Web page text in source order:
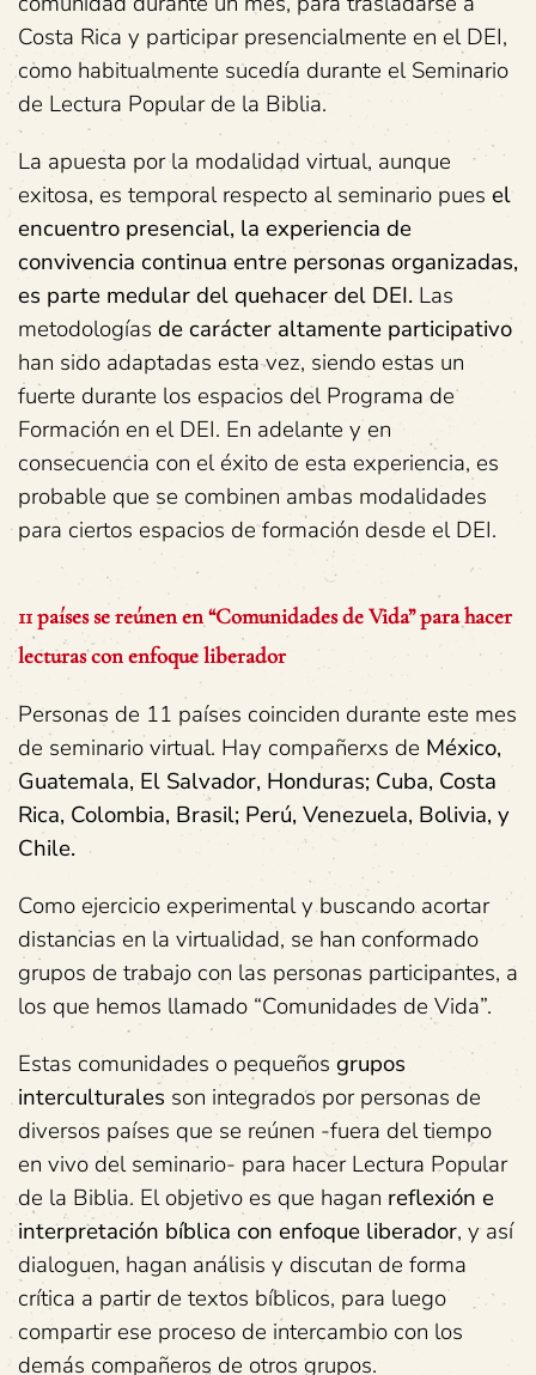
Costa Rica y participar presencialmente en el DEI,
como habitualmente sucedía durante el Seminario
de Lectura Popular de la Biblia.
La apuesta por la modalidad virtual, aunque
exitosa, es temporal respecto al seminario pues el
encuentro presencial, la experiencia de
convivencia continua entre personas organizadas,
es parte medulardelquehacerdel DEI. Las
metodologías decarácter altamente participativo
han sido adaptadas esta vez, siendo estas un
fuerte durante los espacios del Programa de
Formación en el DEI. En adelante y en
consecuencia con el éxito de esta experiencia, es
probable que se combinen ambas modalidades
para ciertos espacios de formación desde el DEI.
11 países se reúnen en “Comunidades de Vida” para hacer
lecturas con enfoque liberador
Personas de 11 países coinciden durante este mes
de seminario virtual. Hay compañerxs de México,
Guatemala, El Salvador, Honduras; Cuba, Costa
Rica, Colombia, Brasil; Perú, Venezuela, Bolivia, y
Chile.
Como ejercicio experimental y buscando acortar
distancias en la virtualidad, se han conformado
grupos de trabajo con las personas participantes, a
los que hemos llamado “Comunidades de Vida”.
Estas comunidades o pequeños grupos
interculturales son integrados por personas de
diversos países que se reúnen -fuera del tiempo
en vivo del seminario- para hacer Lectura Popular
de la Biblia. El objetivo es que haganreflexión e
interpretación bíblica con enfoque liberador, y así
dialoguen, hagan análisis y discutan de forma
crítica a partir de textos bíblicos, para luego
compartir ese proceso de intercambio con los
demás compañeros de otros grupos.